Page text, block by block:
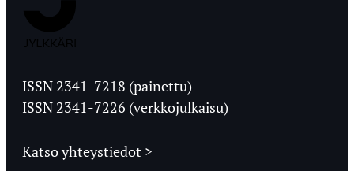
Ylioppilaslehti
ISSN 2341-7218 (painettu)
ISSN 2341-7226 (verkkojulkaisu)
Katso yhteystiedot >